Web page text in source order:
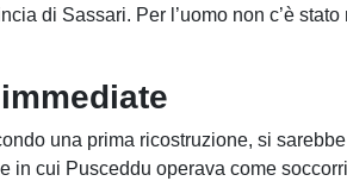
di Sassari. Per l’uomo non c’è
una prima ricostruzione, si
in cui Pusceddu operava come